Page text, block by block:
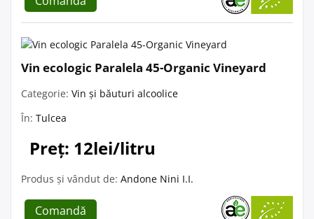
Vin ecologic Paralela 45-Organic Vineyard
Categorie: Vin și băuturi alcoolice
În: Tulcea
Preț: 12lei/litru
Produs și vândut de: Andone Nini I.I.
Comandă